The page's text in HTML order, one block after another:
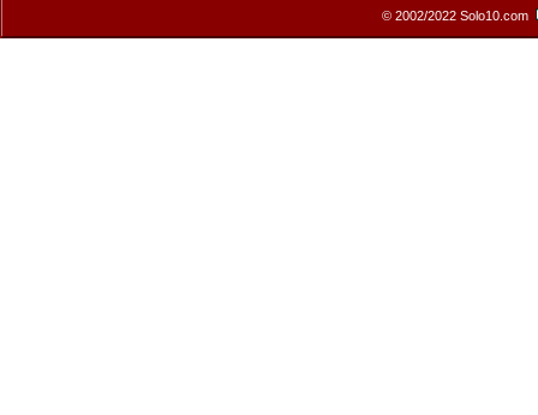
© 2002/2022 Solo10.com